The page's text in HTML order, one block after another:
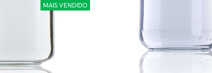
MAIS VENDIDO